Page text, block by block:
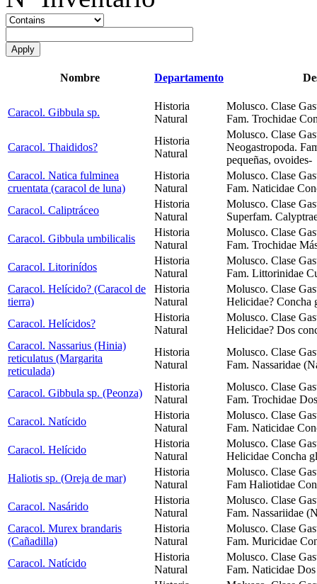
Nombre Departamento
Caracol. Gibbula sp.
Historia
Natural
Molusco. Clase
Fam. Trochidae
Caracol. Thaididos?
Historia
Natural
Molusco. Clase
Neogastropoda.
pequeñas, ovoides-
Caracol. Natica fulminea
cruentata (caracol de luna)
Historia
Natural
Molusco. Clase
Fam. Naticidae
Caracol. Caliptráceo
Historia
Natural
Molusco. Clase
Superfam.
Caracol. Gibbula umbilicalis
Historia
Natural
Molusco. Clase
Fam. Trochidae
Caracol. Litorinídos
Historia
Natural
Molusco. Clase
Fam. Littorinidae
Caracol. Helícido? (Caracol de
tierra)
Historia
Natural
Molusco. Clase
Helicidae? Concha
Caracol. Helícidos?
Historia
Natural
Molusco. Clase
Helicidae? Dos
Caracol. Nassarius (Hinia)
reticulatus (Margarita
reticulada)
Historia
Natural
Molusco. Clase
Fam. Nassaridae
Caracol. Gibbula sp. (Peonza)
Historia
Natural
Molusco. Clase
Fam. Trochidae
Caracol. Natícido
Historia
Natural
Molusco. Clase
Fam. Naticidae
Caracol. Helícido
Historia
Natural
Molusco. Clase
Helicidae Concha
Haliotis sp. (Oreja de mar)
Historia
Natural
Molusco. Clase
Fam Haliotidae
Caracol. Nasárido
Historia
Natural
Molusco. Clase
Fam. Nassariidae
Caracol. Murex brandaris
(Cañadilla)
Historia
Natural
Molusco. Clase
Fam. Muricidae
Caracol. Natícido
Historia
Natural
Molusco. Clase
Fam. Naticidae